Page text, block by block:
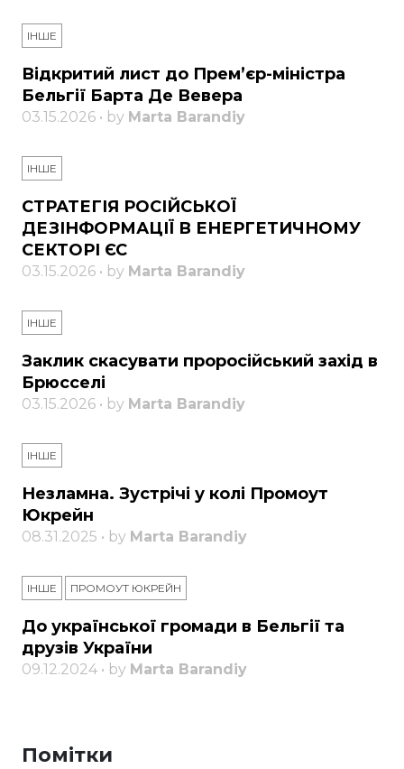
ІНШЕ
Відкритий лист до Прем’єр-міністра
Бельгії Барта Де Вевера
03.15.2026 • by Marta Barandiy
ІНШЕ
СТРАТЕГІЯ РОСІЙСЬКОЇ
ДЕЗІНФОРМАЦІЇ В ЕНЕРГЕТИЧНОМУ
СЕКТОРІ ЄС
03.15.2026 • by Marta Barandiy
ІНШЕ
Заклик скасувати проросійський захід в
Брюсселі
03.15.2026 • by Marta Barandiy
ІНШЕ
Незламна. Зустрічі у колі Промоут
Юкрейн
08.31.2025 • by Marta Barandiy
ІНШЕ ПРОМОУТ ЮКРЕЙН
До української громади в Бельгії та
друзів України
09.12.2024 • by Marta Barandiy
Помітки